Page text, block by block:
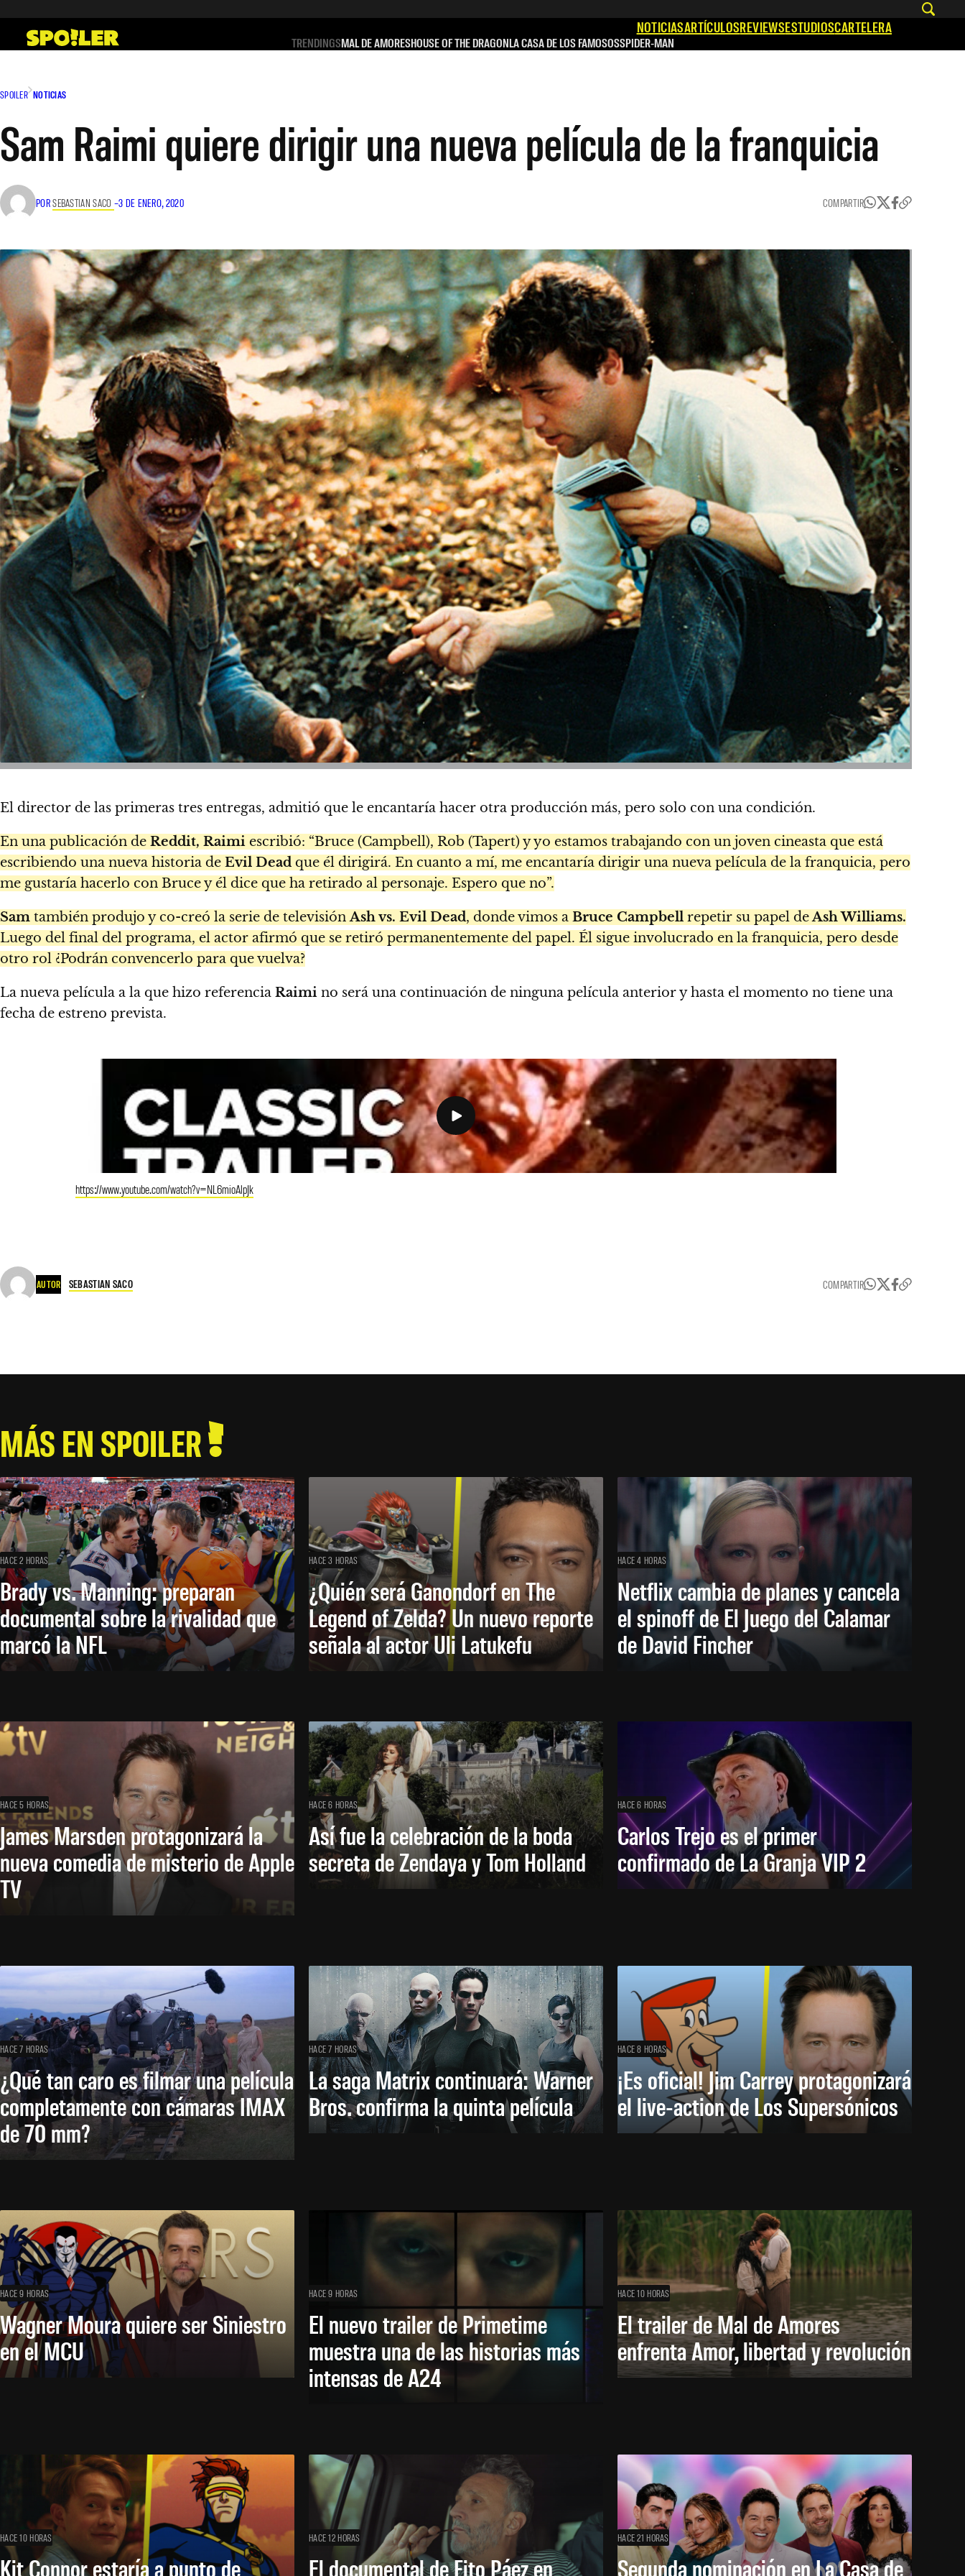
contenido
NOTICIASARTÍCULOSREVIEWSESTUDIOSCARTELERA
TRENDINGSMAL DE AMORESHOUSE OF THE DRAGONLA CASA DE LOS FAMOSOSSPIDER-MAN
SPOILER NOTICIAS
Sam Raimi quiere dirigir una nueva película de la franquicia
PORSEBASTIAN SACO –3 DE ENERO, 2020 COMPARTIR
El director de las primeras tres entregas, admitió que le encantaría hacer otra producción más, pero solo con una condición.
En una publicación de Reddit, Raimi escribió: “Bruce (Campbell), Rob (Tapert) y yo estamos trabajando con un joven cineasta que está
escribiendo una nueva historia de Evil Dead que él dirigirá. En cuanto a mí, me encantaría dirigir una nueva película de la franquicia, pero
me gustaría hacerlo con Bruce y él dice que ha retirado al personaje. Espero que no”.
Sam también produjo y co-creó la serie de televisiónAsh vs. Evil Dead, donde vimos a Bruce Campbell repetir su papel deAsh Williams.
Luego del final del programa, el actor afirmó que se retiró permanentemente del papel. Él sigue involucrado en la franquicia, pero desde
otro rol ¿Podrán convencerlo para que vuelva?
La nueva película a la que hizo referencia Raimi no será una continuación de ninguna película anterior y hasta el momento no tiene una
fecha de estreno prevista.
https://www.youtube.com/watch?v=NL6mioAlpJk
AUTOR SEBASTIAN SACO COMPARTIR
MÁS EN SPOILER
HACE 2 HORAS
Brady vs. Manning: preparan
documental sobre la rivalidad que
marcó la NFL
HACE 3 HORAS
¿Quién será Ganondorf en The
Legend of Zelda? Un nuevo reporte
señala al actor Uli Latukefu
HACE 4 HORAS
Netflix cambia de planes y cancela
el spinoff de El Juego del Calamar
de David Fincher
HACE 5 HORAS
James Marsden protagonizará la
nueva comedia de misterio de Apple
TV
HACE 6 HORAS
Así fue la celebración de la boda
secreta de Zendaya y Tom Holland
HACE 6 HORAS
Carlos Trejo es el primer
confirmado de La Granja VIP 2
HACE 7 HORAS
¿Qué tan caro es filmar una película
completamente con cámaras IMAX
de 70 mm?
HACE 7 HORAS
La saga Matrix continuará: Warner
Bros. confirma la quinta película
HACE 8 HORAS
¡Es oficial! Jim Carrey protagonizará
el live-action de Los Supersónicos
HACE 9 HORAS
Wagner Moura quiere ser Siniestro
en el MCU
HACE 9 HORAS
El nuevo trailer de Primetime
muestra una de las historias más
intensas de A24
HACE 10 HORAS
El trailer de Mal de Amores
enfrenta Amor, libertad y revolución
HACE 10 HORAS
Kit Connor estaría a punto de
HACE 12 HORAS
El documental de Fito Páez en
HACE 21 HORAS
Segunda nominación en La Casa de